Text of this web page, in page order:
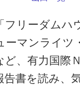
リーダムハ
ーマンライツ
ど、有力国際
告書を読み、